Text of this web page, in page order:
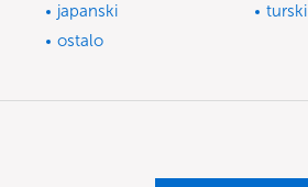
japanski
turski
ostalo